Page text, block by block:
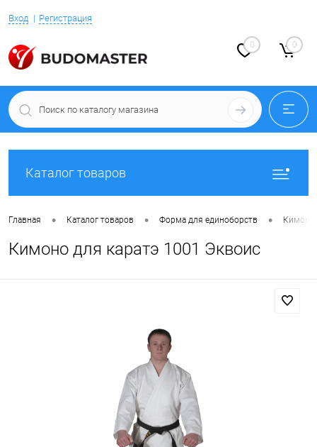
Вход Регистрация
0 0
Каталог товаров
Главная • Каталог товаров • Форма для единоборств • Кимоно
Кимоно для каратэ 1001 Эквоис